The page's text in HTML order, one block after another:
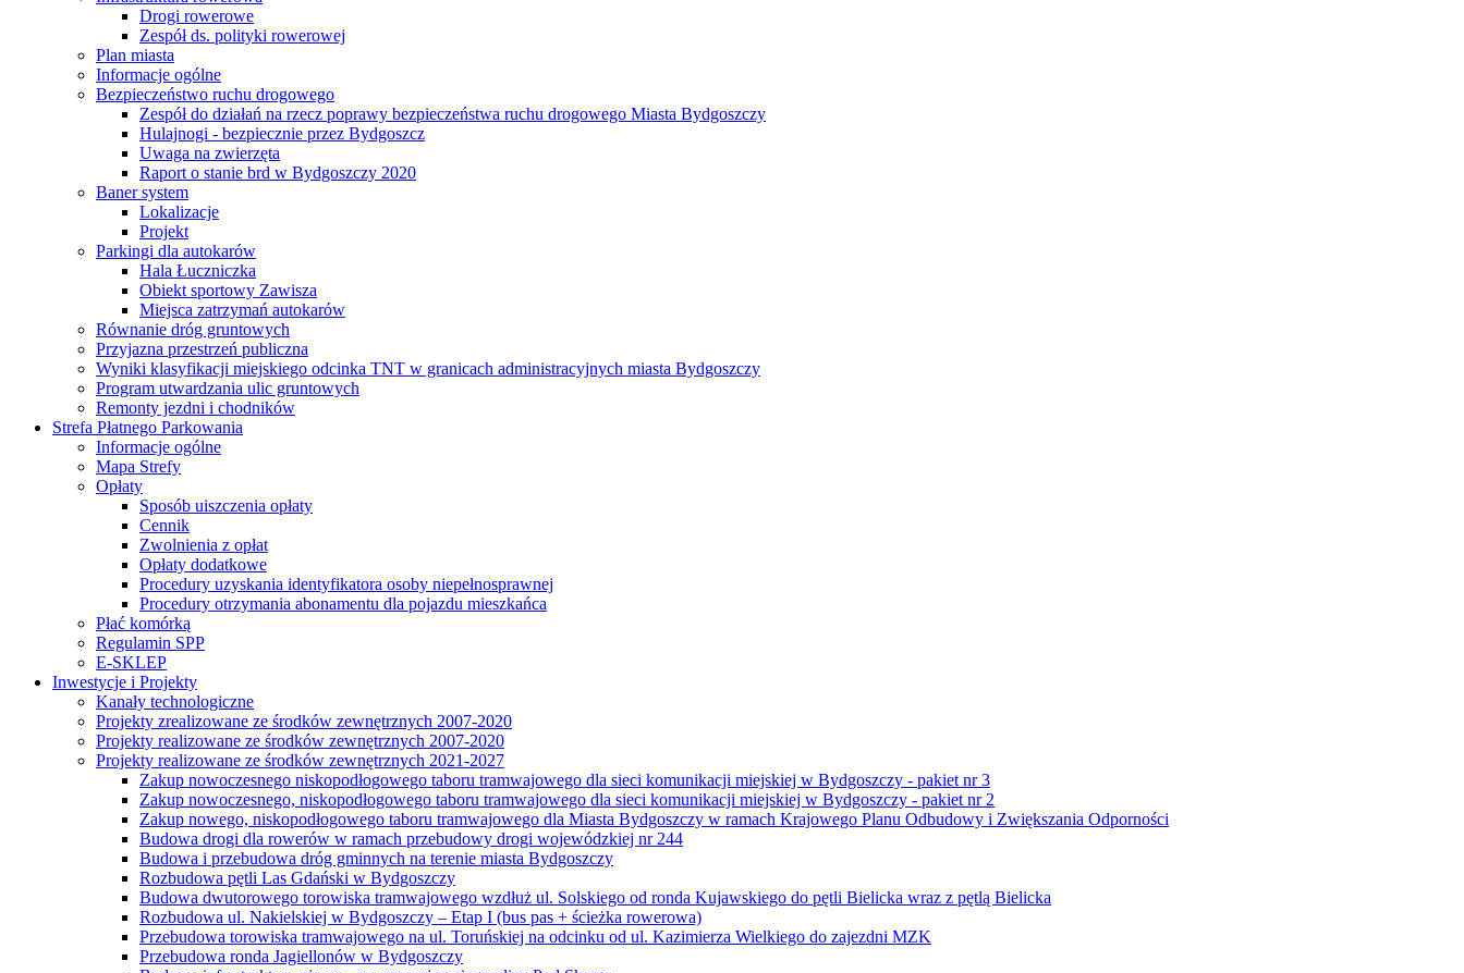
Drogi rowerowe
Zespół ds. polityki rowerowej
Plan miasta
Informacje ogólne
Bezpieczeństwo ruchu drogowego
Zespół do działań na rzecz poprawy bezpieczeństwa ruchu drogowego Miasta Bydgoszczy
Hulajnogi - bezpiecznie przez Bydgoszcz
Uwaga na zwierzęta
Raport o stanie brd w Bydgoszczy 2020
Baner system
Lokalizacje
Projekt
Parkingi dla autokarów
Hala Łuczniczka
Obiekt sportowy Zawisza
Miejsca zatrzymań autokarów
Równanie dróg gruntowych
Przyjazna przestrzeń publiczna
Wyniki klasyfikacji miejskiego odcinka TNT w granicach administracyjnych miasta Bydgoszczy
Program utwardzania ulic gruntowych
Remonty jezdni i chodników
Strefa Płatnego Parkowania
Informacje ogólne
Mapa Strefy
Opłaty
Sposób uiszczenia opłaty
Cennik
Zwolnienia z opłat
Opłaty dodatkowe
Procedury uzyskania identyfikatora osoby niepełnosprawnej
Procedury otrzymania abonamentu dla pojazdu mieszkańca
Płać komórką
Regulamin SPP
E-SKLEP
Inwestycje i Projekty
Kanały technologiczne
Projekty zrealizowane ze środków zewnętrznych 2007-2020
Projekty realizowane ze środków zewnętrznych 2007-2020
Projekty realizowane ze środków zewnętrznych 2021-2027
Zakup nowoczesnego niskopodłogowego taboru tramwajowego dla sieci komunikacji miejskiej w Bydgoszczy - pakiet nr 3
Zakup nowoczesnego, niskopodłogowego taboru tramwajowego dla sieci komunikacji miejskiej w Bydgoszczy - pakiet nr 2
Zakup nowego, niskopodłogowego taboru tramwajowego dla Miasta Bydgoszczy w ramach Krajowego Planu Odbudowy i Zwiększania Odporności
Budowa drogi dla rowerów w ramach przebudowy drogi wojewódzkiej nr 244
Budowa i przebudowa dróg gminnych na terenie miasta Bydgoszczy
Rozbudowa pętli Las Gdański w Bydgoszczy
Budowa dwutorowego torowiska tramwajowego wzdłuż ul. Solskiego od ronda Kujawskiego do pętli Bielicka wraz z pętlą Bielicka
Rozbudowa ul. Nakielskiej w Bydgoszczy – Etap I (bus pas + ścieżka rowerowa)
Przebudowa torowiska tramwajowego na ul. Toruńskiej na odcinku od ul. Kazimierza Wielkiego do zajezdni MZK
Przebudowa ronda Jagiellonów w Bydgoszczy